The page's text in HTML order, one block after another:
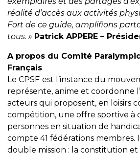
réalité d’accès aux activités
Fort de ce guide, amplifions
tous. » Patrick APPERE –
A propos du Comité
Français
Le CPSF est l’instance du
représente, anime et coordonne
acteurs qui proposent, en loisirs
compétition, une offre sportive à
personnes en situation de
compte 41 fédérations membres.
double mission : la constitution